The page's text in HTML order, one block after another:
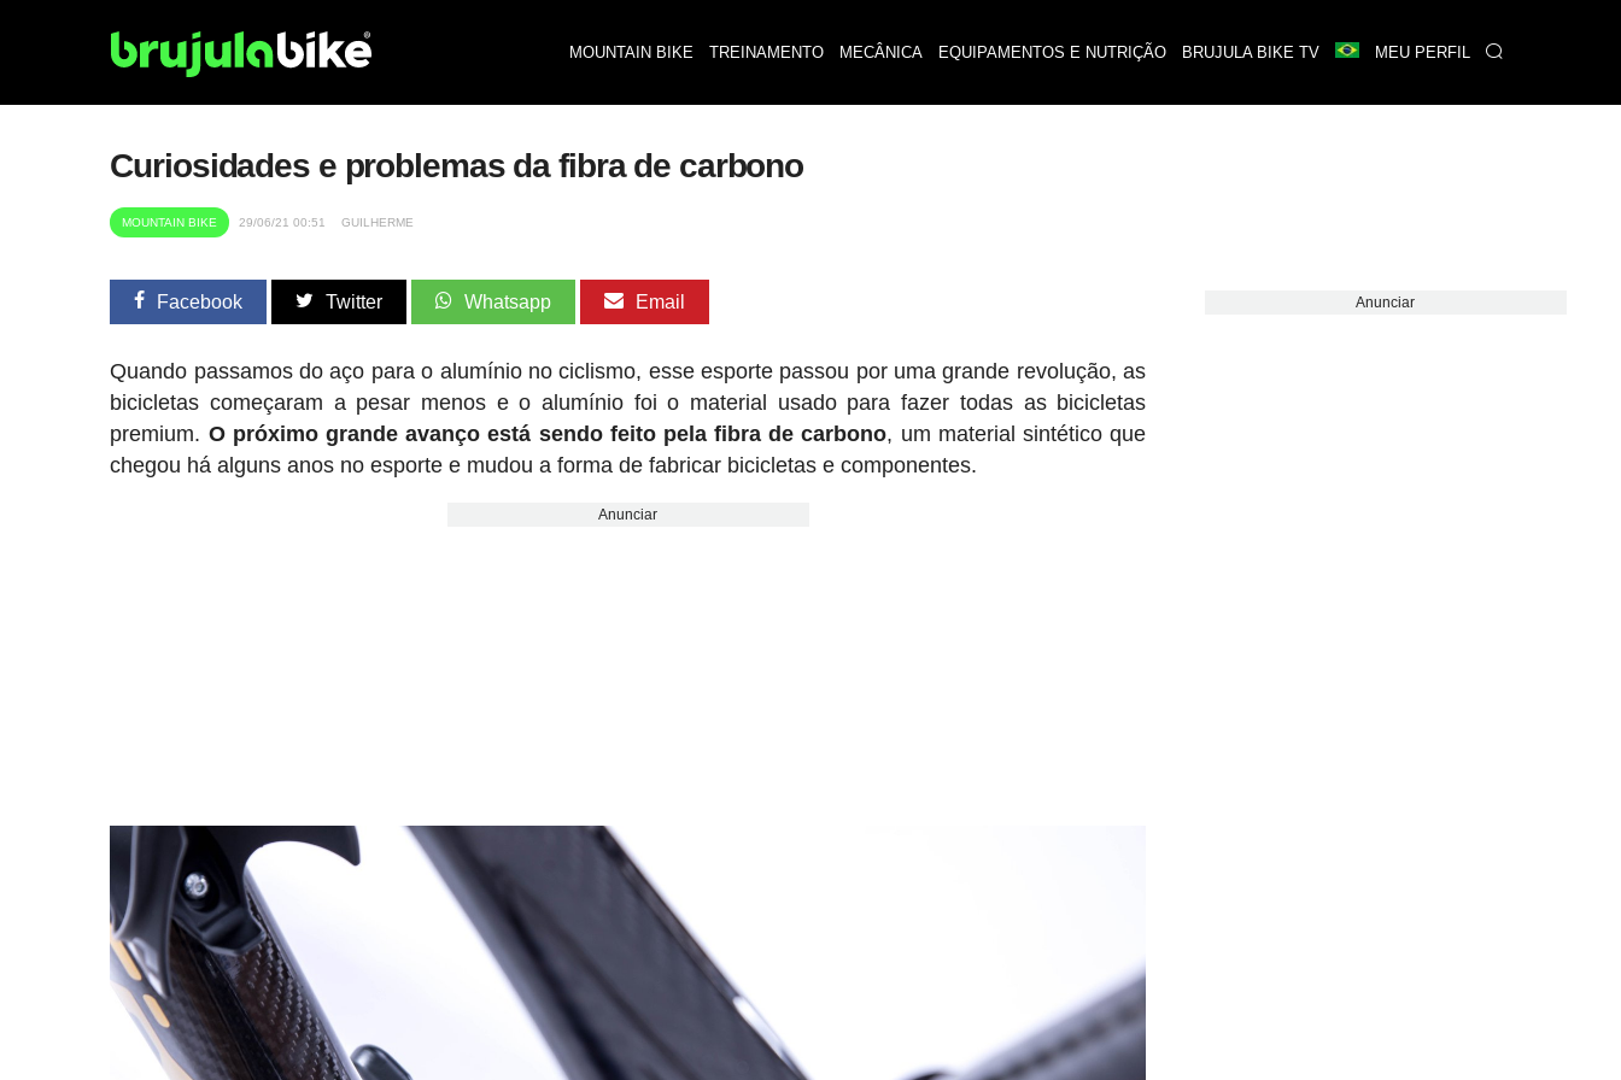
MOUNTAIN BIKE TREINAMENTO MECÂNICA EQUIPAMENTOS E NUTRIÇÃO BRUJULA BIKE TV MEU PERFIL
Curiosidades e problemas da fibra de carbono
MOUNTAIN BIKE 29/06/21 00:51 GUILHERME
Facebook Twitter Whatsapp Email
Quando passamos do aço para o alumínio no ciclismo, esse esporte passou por uma grande revolução, as
bicicletas começaram a pesar menos e o alumínio foi o material usado para fazer todas as bicicletas
premium. O próximo grande avanço está sendo feito pela fibra de carbono, um material sintético que
chegou há alguns anos no esporte e mudou a forma de fabricar bicicletas e componentes.
Anunciar
Anunciar